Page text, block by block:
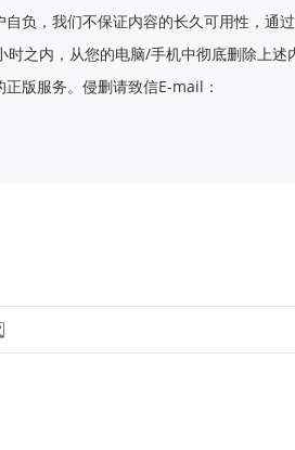
负，我们不保证内容的长久可用性，通
之内，从您的电脑/手机中彻底删除上述
版服务。侵删请致信E-mail：